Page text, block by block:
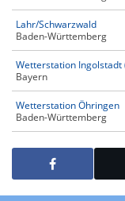
Lahr/Schwarzwald
Baden-Württemberg
Wetterstation Ingolstadt
Bayern
Wetterstation Öhringen
Baden-Württemberg